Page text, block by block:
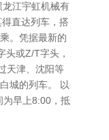
江宇虹机械有
直达列车，搭
。凭据最新的
头或Z/T字头，
天津、沈阳等
城的列车。 以
为早上8:00，抵